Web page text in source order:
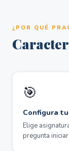
¿POR QUÉ
🎯
Configura
Elige
pregunta